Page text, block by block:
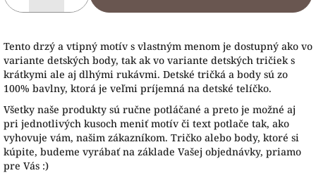
Tento drzý a vtipný motív s vlastným menom je dostupný ako vo
variante detských body, tak ak vo variante detských tričiek s
krátkymi ale aj dlhými rukávmi. Detské tričká a body sú zo
100% bavlny, ktorá je veľmi príjemná na detské telíčko.
Všetky naše produkty sú ručne potláčané a preto je možné aj
pri jednotlivých kusoch meniť motív či text potlače tak, ako
vyhovuje vám, našim zákazníkom. Tričko alebo body, ktoré si
kúpite, budeme vyrábať na základe Vašej objednávky, priamo
pre Vás :)